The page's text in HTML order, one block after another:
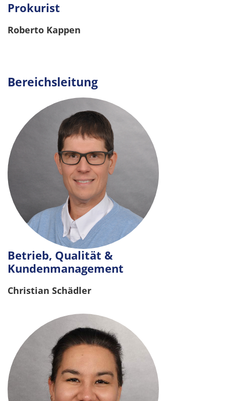
Prokurist
Roberto Kappen
Bereichsleitung
Betrieb, Qualität &
Kundenmanagement
Christian Schädler